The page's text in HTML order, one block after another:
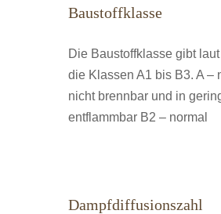
Baustoffklasse
Die Baustoffklasse gibt
die Klassen A1 bis B3. A –
nicht brennbar und in
entflammbar B2 – normal
Dampfdiffusionszahl